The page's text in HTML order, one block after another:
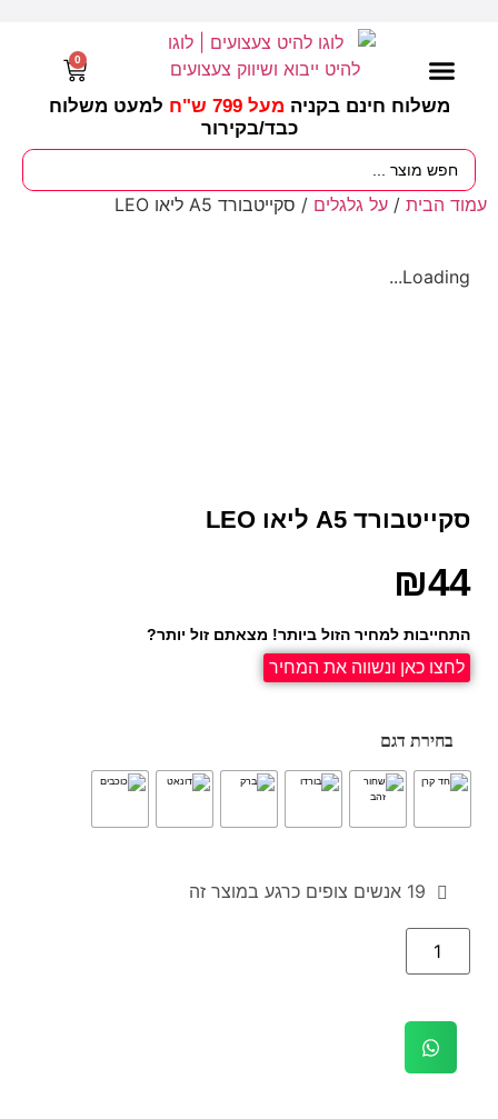
משלוח חינם בקניה מעל 799 ש"ח
למעט משלוח
כבד/בקירור
0
עמוד הבית / על גלגלים / סקייטבורד A5 ליאו LEO
Loading...
סקייטבורד A5 ליאו LEO
₪44
התחייבות למחיר הזול ביותר! מצאתם זול יותר?
לחצו כאן ונשווה את המחיר
בחירת דגם
19 אנשים צופים כרגע במוצר זה